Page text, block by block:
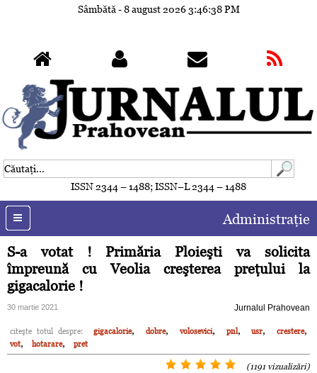
Sâmbătă - 8 august 20263:46:41 PM
ISSN 2344 – 1488; ISSN–L 2344 – 1488
Administraţie
S-a votat ! Primăria Ploieşti va solicita
împreună cu Veolia creşterea preţului la
gigacalorie !
30 martie 2021 Jurnalul Prahovean
citeşte totul despre: gigacalorie, dobre, volosevici, pnl, usr, crestere,
vot, hotarare, pret
(1191 vizualizări)